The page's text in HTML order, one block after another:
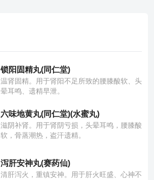
锁阳固精丸(同仁堂)
温肾固精。用于肾阳不足所致的腰膝酸软、头
晕耳鸣、遗精早泄。
六味地黄丸(同仁堂)(水蜜丸)
滋阴补肾。用于肾阴亏损，头晕耳鸣，腰膝酸
软，骨蒸潮热，盗汗遗精。
泻肝安神丸(赛药仙)
清肝泻火，重镇安神。用于肝火旺盛、心神不